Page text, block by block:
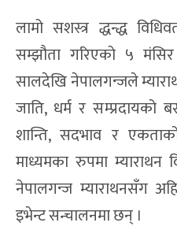
लामो सशस्त्र द्धन्द्ध
सम्झौता गरिएको ५
सालदेखि नेपालगन्जले
जाति, धर्म र सम्प्रदायको
शान्ति, सदभाव र
माध्यमका रुपमा म्याराथन
नेपालगन्ज म्याराथनसँग
इभेन्ट सन्चालनमा छन् ।